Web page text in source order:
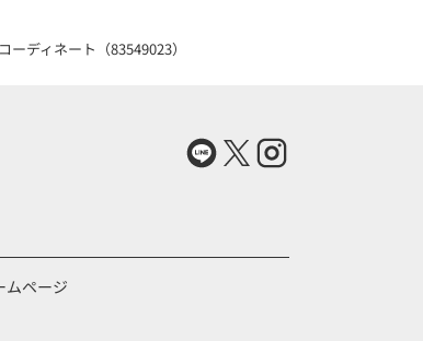
ディネート（83549023）
ムページ